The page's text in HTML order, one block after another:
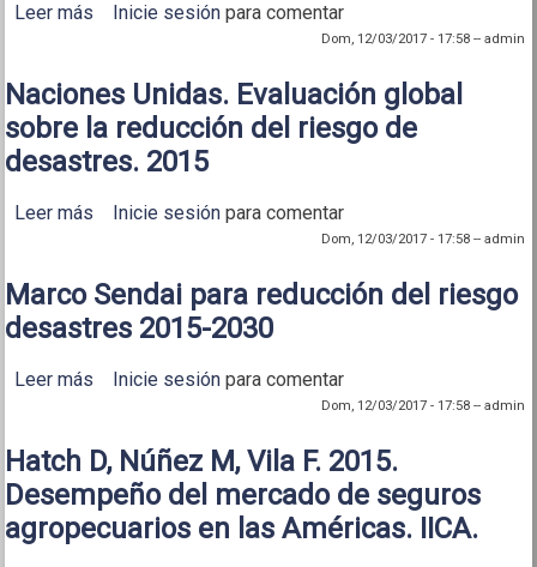
Leer más sobre Naciones Unidas. Lineamientos plataformas
nacionales para la reducción del riesgo. 2007
Inicie sesión para comentar
Dom, 12/03/2017 - 17:58-- admin
Naciones Unidas. Evaluación global
sobre la reducción del riesgo de
desastres. 2015
Leer más sobre Naciones Unidas. Evaluación global sobre la
reducción del riesgo de desastres. 2015
Inicie sesión para comentar
Dom, 12/03/2017 - 17:58-- admin
Marco Sendai para reducción del riesgo
desastres 2015-2030
Leer más sobre Marco Sendai para reducción del riesgo
Inicie sesión para comentar
Dom, 12/03/2017 - 17:58-- admin
Hatch D, Núñez M, Vila F. 2015.
Desempeño del mercado de seguros
agropecuarios en las Américas. IICA.